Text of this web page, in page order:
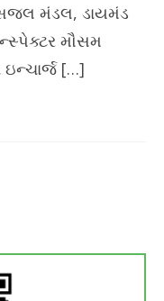
મંડલ, ડાયમંડ
મૌસમ
ઇન્ચાર્જ […]